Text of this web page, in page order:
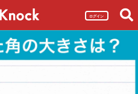
ログイン